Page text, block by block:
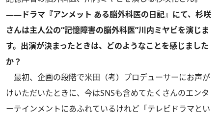
――ドラマ『アンメット ある脳外科医の日記』にて、杉咲
さんは主人公の“記憶障害の脳外科医”川内ミヤビを演じま
す。出演が決まったときは、どのようなことを感じました
か？
最初、企画の段階で米田（考）プロデューサーにお声が
けいただいたときに、今はSNSも含めてたくさんのエンタ
ーテインメントにあふれているけれど「テレビドラマとい